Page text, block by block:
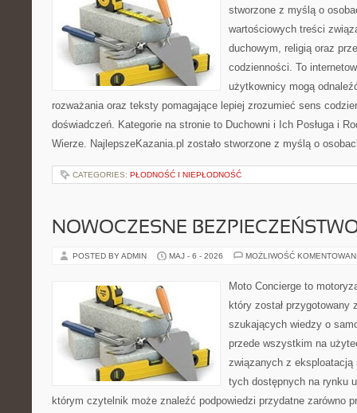
stworzone z myślą o
wartościowych treści
duchowym, religią oraz
codzienności. To
użytkownicy mogą
rozważania oraz teksty pomagające lepiej zrozumieć sens
doświadczeń. Kategorie na stronie to Duchowni i Ich Posługa i
Wierze. NajlepszeKazania.pl zostało stworzone z myślą o
CATEGORIES: PŁODNOŚĆ I NIEPŁODNOŚĆ
NOWOCZESNE
POSTED BY ADMIN MAJ - 6 - 2026 MOŻLIWOŚĆ
Moto Concierge to
który został przygotowany
szukających wiedzy o
przede wszystkim na
związanych z eksploatacją
tych dostępnych na rynku
którym czytelnik może znaleźć podpowiedzi przydatne zarówno